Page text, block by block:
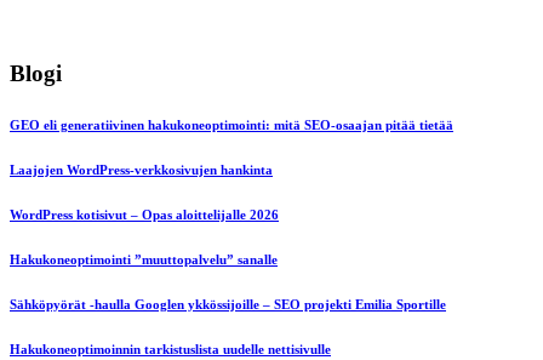
Blogi
GEO eli generatiivinen hakukoneoptimointi: mitä SEO-osaajan pitää tietää
Laajojen WordPress-verkkosivujen hankinta
WordPress kotisivut – Opas aloittelijalle 2026
Hakukoneoptimointi ”muuttopalvelu” sanalle
Sähköpyörät -haulla Googlen ykkössijoille – SEO projekti Emilia Sportille
Hakukoneoptimoinnin tarkistuslista uudelle nettisivulle